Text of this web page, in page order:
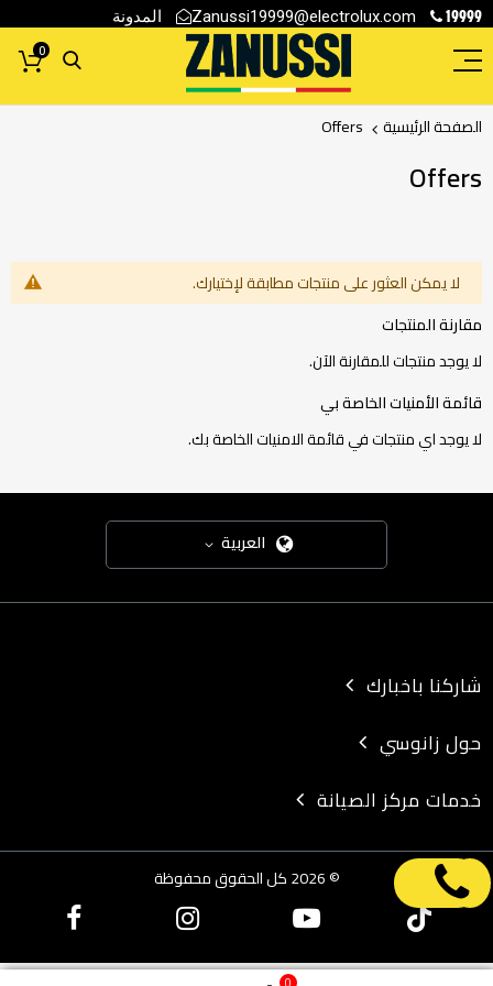
19999
Zanussi19999@electrolux.com المدونة
0
الصفحة الرئيسية Offers
Offers
لا يمكن العثور على منتجات مطابقة لإختيارك.
مقارنة المنتجات
لا يوجد منتجات للمقارنة الآن.
قائمة الأمنيات الخاصة بي
لا يوجد اي منتجات في قائمة الامنيات الخاصة بك.
العربية
شاركنا باخبارك
حول زانوسي
خدمات مركز الصيانة
© 2026 كل الحقوق محفوظة